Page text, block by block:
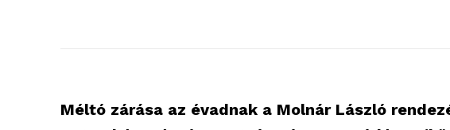
Méltó zárása az évadnak a Molnár László